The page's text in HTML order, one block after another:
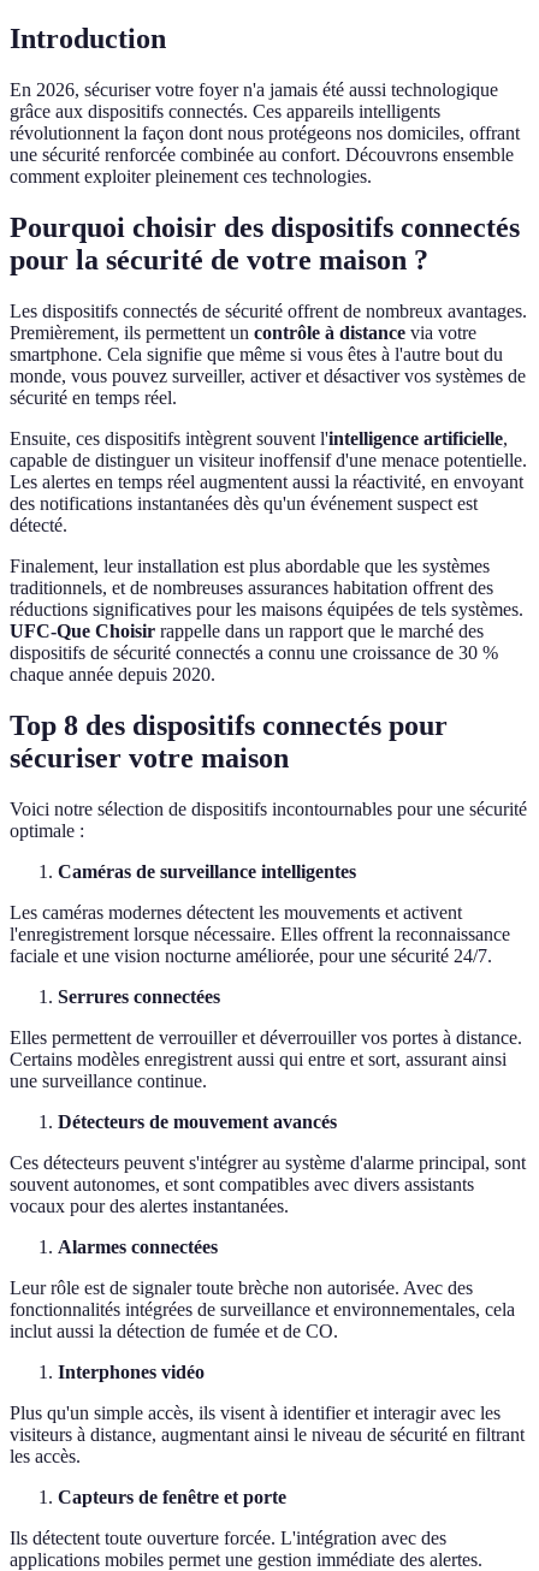
Introduction
En 2026, sécuriser votre foyer n'a jamais été aussi technologique
grâce aux dispositifs connectés. Ces appareils intelligents
révolutionnent la façon dont nous protégeons nos domiciles, offrant
une sécurité renforcée combinée au confort. Découvrons ensemble
comment exploiter pleinement ces technologies.
Pourquoi choisir des dispositifs connectés
pour la sécurité de votre maison ?
Les dispositifs connectés de sécurité offrent de nombreux avantages.
Premièrement, ils permettent un contrôle à distance via votre
smartphone. Cela signifie que même si vous êtes à l'autre bout du
monde, vous pouvez surveiller, activer et désactiver vos systèmes de
sécurité en temps réel.
Ensuite, ces dispositifs intègrent souvent l'intelligence artificielle,
capable de distinguer un visiteur inoffensif d'une menace potentielle.
Les alertes en temps réel augmentent aussi la réactivité, en envoyant
des notifications instantanées dès qu'un événement suspect est
détecté.
Finalement, leur installation est plus abordable que les systèmes
traditionnels, et de nombreuses assurances habitation offrent des
réductions significatives pour les maisons équipées de tels systèmes.
UFC-Que Choisir rappelle dans un rapport que le marché des
dispositifs de sécurité connectés a connu une croissance de 30 %
chaque année depuis 2020.
Top 8 des dispositifs connectés pour
sécuriser votre maison
Voici notre sélection de dispositifs incontournables pour une sécurité
optimale :
Caméras de surveillance intelligentes
Les caméras modernes détectent les mouvements et activent
l'enregistrement lorsque nécessaire. Elles offrent la reconnaissance
faciale et une vision nocturne améliorée, pour une sécurité 24/7.
Serrures connectées
Elles permettent de verrouiller et déverrouiller vos portes à distance.
Certains modèles enregistrent aussi qui entre et sort, assurant ainsi
une surveillance continue.
Détecteurs de mouvement avancés
Ces détecteurs peuvent s'intégrer au système d'alarme principal, sont
souvent autonomes, et sont compatibles avec divers assistants
vocaux pour des alertes instantanées.
Alarmes connectées
Leur rôle est de signaler toute brèche non autorisée. Avec des
fonctionnalités intégrées de surveillance et environnementales, cela
inclut aussi la détection de fumée et de CO.
Interphones vidéo
Plus qu'un simple accès, ils visent à identifier et interagir avec les
visiteurs à distance, augmentant ainsi le niveau de sécurité en filtrant
les accès.
Capteurs de fenêtre et porte
Ils détectent toute ouverture forcée. L'intégration avec des
applications mobiles permet une gestion immédiate des alertes.